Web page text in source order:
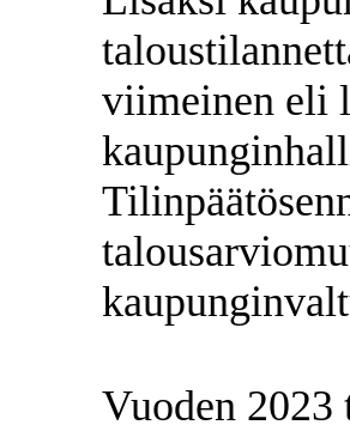
viimeinen eli
Vuoden 2023